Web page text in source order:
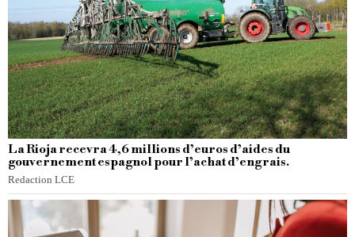
La Rioja recevra 4,6 millions d’euros d’aides du
gouvernement espagnol pour l’achat d’engrais.
Redaction LCE